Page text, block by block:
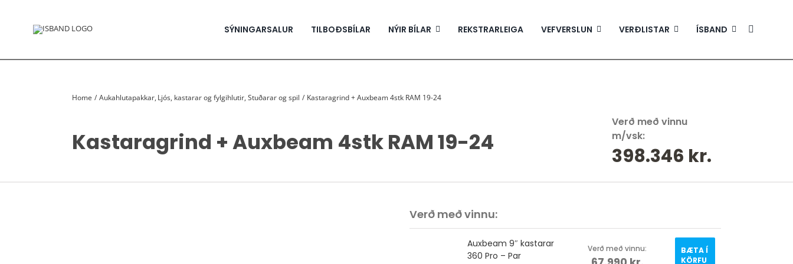
SÝNINGARSALUR TILBOÐSBÍLAR NÝIR BÍLAR REKSTRARLEIGA VEFVERSLUN VERÐLISTAR ÍSBAND
Home Aukahlutapakkar Ljós, kastarar og fylgihlutir Stuðarar og spil Kastaragrind + Auxbeam 4stk RAM 19-24
Kastaragrind + Auxbeam 4stk RAM 19-24
Verð með vinnu
m/vsk:
398.346 kr.
Verð með vinnu:
Auxbeam 9″ kastarar
360 Pro – Par
Verð með vinnu:
BÆTA Í
KÖRFU